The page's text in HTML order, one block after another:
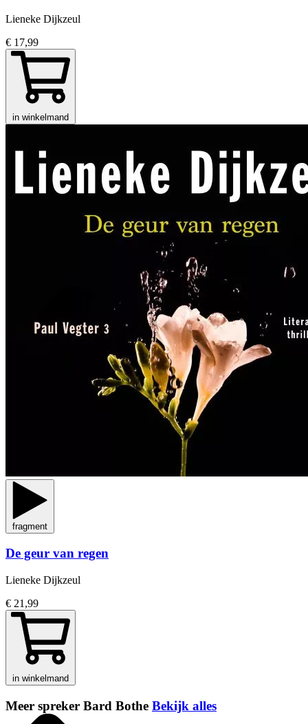
Lieneke Dijkzeul
€ 17,99
in winkelmand
fragment
De geur van regen
Lieneke Dijkzeul
€ 21,99
in winkelmand
Meer spreker Bard Bothe Bekijk alles